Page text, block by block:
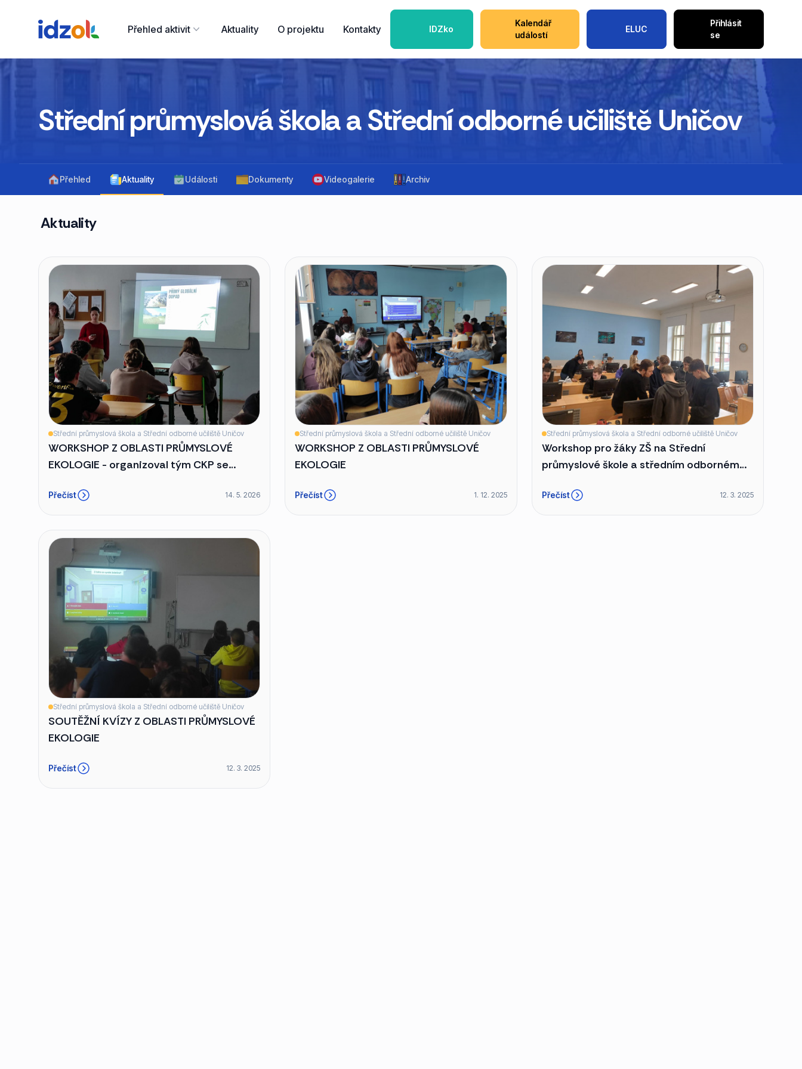
Přehled aktivit Aktuality O projektu Kontakty IDZko
Kalendář
událostí
ELUC
Přihlásit
se
Střední průmyslová škola a Střední odborné učiliště Uničov
Přehled Aktuality Události Dokumenty Videogalerie Archiv
Aktuality
Střední průmyslová škola a Střední odborné učiliště Uničov
WORKSHOP Z OBLASTI PRŮMYSLOVÉ
EKOLOGIE - organizoval tým CKP se
Přečíst 14. 5. 2026
Střední průmyslová škola a Střední odborné učiliště Uničov
WORKSHOP Z OBLASTI PRŮMYSLOVÉ
EKOLOGIE
Přečíst 1. 12. 2025
Střední průmyslová škola a Střední odborné učiliště Uničov
Workshop pro žáky ZŠ na Střední
průmyslové škole a středním odborném
Přečíst 12. 3. 2025
Střední průmyslová škola a Střední odborné učiliště Uničov
SOUTĚŽNÍ KVÍZY Z OBLASTI PRŮMYSLOVÉ
EKOLOGIE
Přečíst 12. 3. 2025